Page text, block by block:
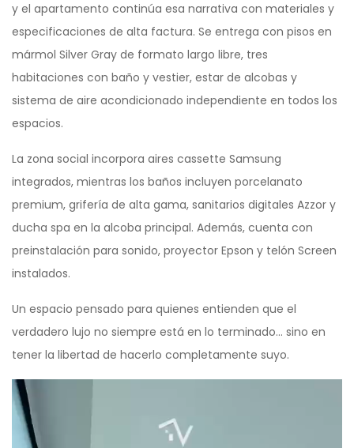
y el apartamento continúa esa narrativa con materiales y
especificaciones de alta factura. Se entrega con pisos en
mármol Silver Gray de formato largo libre, tres
habitaciones con baño y vestier, estar de alcobas y
sistema de aire acondicionado independiente en todos los
espacios.
La zona social incorpora aires cassette Samsung
integrados, mientras los baños incluyen porcelanato
premium, grifería de alta gama, sanitarios digitales Azzor y
ducha spa en la alcoba principal. Además, cuenta con
preinstalación para sonido, proyector Epson y telón Screen
instalados.
Un espacio pensado para quienes entienden que el
verdadero lujo no siempre está en lo terminado… sino en
tener la libertad de hacerlo completamente suyo.